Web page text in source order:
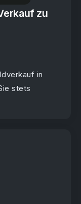
zu
in
stets